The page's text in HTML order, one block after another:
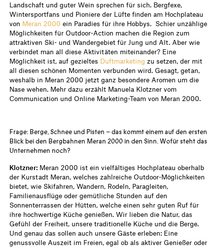
Landschaft und guter Wein sprechen für sich. Bergfexe,
Wintersportfans und Pioniere der Lüfte finden am Hochplateau
von Meran 2000 ein Paradies für ihre Hobbys. Schier unzählige
Möglichkeiten für Outdoor-Action machen die Region zum
attraktiven Ski- und Wandergebiet für Jung und Alt. Aber wie
verbindet man all diese Aktivitäten miteinander? Eine
Möglichkeit ist, auf gezieltes Duftmarketing zu setzen, der mit
all diesen schönen Momenten verbunden wird. Gesagt, getan,
weshalb in Meran 2000 jetzt ganz besondere Aromen um die
Nase wehen. Mehr dazu erzählt Manuela Klotzner vom
Communication und Online Marketing-Team von Meran 2000.
Frage: Berge, Schnee und Pisten – das kommt einem auf den ersten
Blick bei den Bergbahnen Meran 2000 in den Sinn. Wofür steht das
Unternehmen noch?
Klotzner: Meran 2000 ist ein vielfältiges Hochplateau oberhalb
der Kurstadt Meran, welches zahlreiche Outdoor-Möglichkeiten
bietet, wie Skifahren, Wandern, Rodeln, Paragleiten,
Familienausflüge oder gemütliche Stunden auf den
Sonnenterrassen der Hütten, welche einen sehr guten Ruf für
ihre hochwertige Küche genießen. Wir lieben die Natur, das
Gefühl der Freiheit, unsere traditionelle Küche und die Berge.
Und genau das sollen auch unsere Gäste erleben: Eine
genussvolle Auszeit im Freien, egal ob als aktiver Genießer oder